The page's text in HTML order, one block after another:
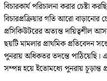
বিচারকার্য পরিচালনা করার চেষ্টা
বিচারপ্রক্রিয়ার গতি আরো বাড়ানোর
প্রসিকিউটরের অত্যন্ত দায়িত্বশীল
ছয়টি মামলার প্রাথমিক
পুনরায় অধিকতর তদন্তে পাঠিয়েছি।
সম্পন্ন হয়ে ইতোমধ্যে পুনরায় চূড়ান্ত